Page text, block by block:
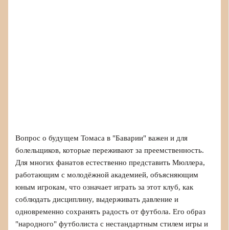
Вопрос о будущем Томаса в "Баварии" важен и для
болельщиков, которые переживают за преемственность.
Для многих фанатов естественно представить Мюллера,
работающим с молодёжной академией, объясняющим
юным игрокам, что означает играть за этот клуб, как
соблюдать дисциплину, выдерживать давление и
одновременно сохранять радость от футбола. Его образ
"народного" футболиста с нестандартным стилем игры и